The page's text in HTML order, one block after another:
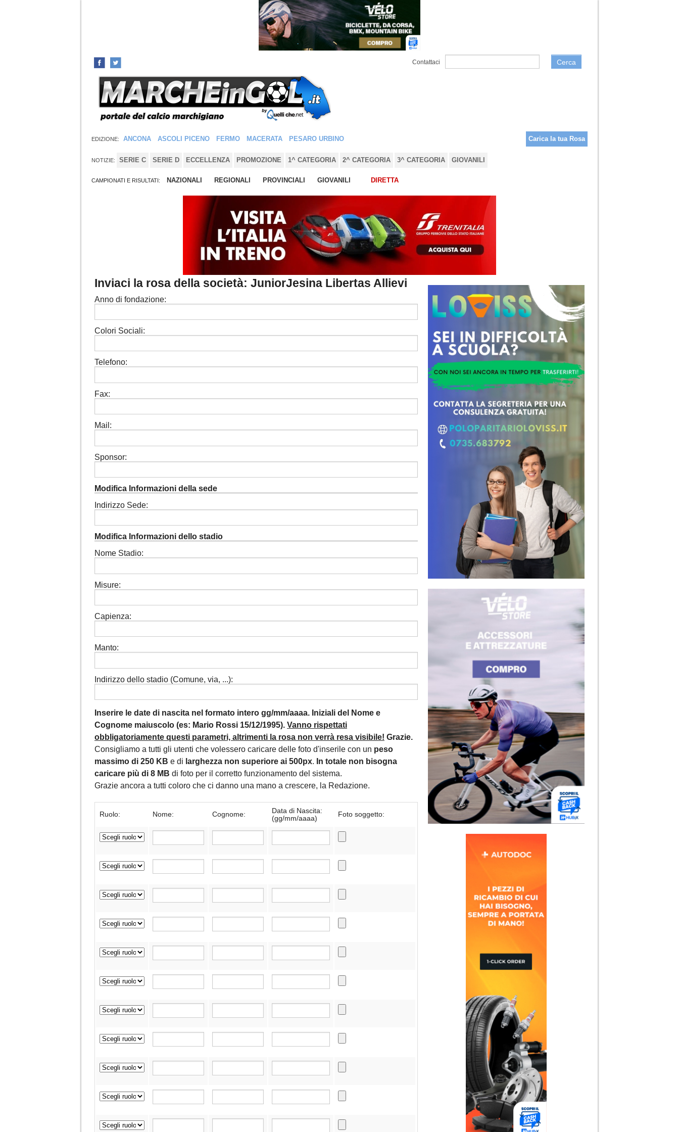
Contattaci Cerca
EDIZIONE: ANCONA ASCOLI PICENO FERMO MACERATA PESARO URBINO Carica la tua Rosa
NOTIZIE: SERIE C SERIE D ECCELLENZA PROMOZIONE 1^ CATEGORIA 2^ CATEGORIA 3^ CATEGORIA GIOVANILI
CAMPIONATI E RISULTATI: NAZIONALI REGIONALI PROVINCIALI GIOVANILI DIRETTA
Inviaci la rosa della società: JuniorJesina Libertas Allievi
Anno di fondazione:
Colori Sociali:
Telefono:
Fax:
Mail:
Sponsor:
Modifica Informazioni della sede
Indirizzo Sede:
Modifica Informazioni dello stadio
Nome Stadio:
Misure:
Capienza:
Manto:
Indirizzo dello stadio (Comune, via, ...):
Inserire le date di nascita nel formato intero gg/mm/aaaa. Iniziali del Nome e
Cognome maiuscolo (es: Mario Rossi 15/12/1995). Vanno rispettati
obbligatoriamente questi parametri, altrimenti la rosa non verrà resa visibile! Grazie.
Consigliamo a tutti gli utenti che volessero caricare delle foto d'inserile con un peso
massimo di 250 KB e di larghezza non superiore ai 500px. In totale non bisogna
caricare più di 8 MB di foto per il corretto funzionamento del sistema.
Grazie ancora a tutti coloro che ci danno una mano a crescere, la Redazione.
Ruolo: Nome: Cognome:
Data di Nascita:
(gg/mm/aaaa)
Foto soggetto: